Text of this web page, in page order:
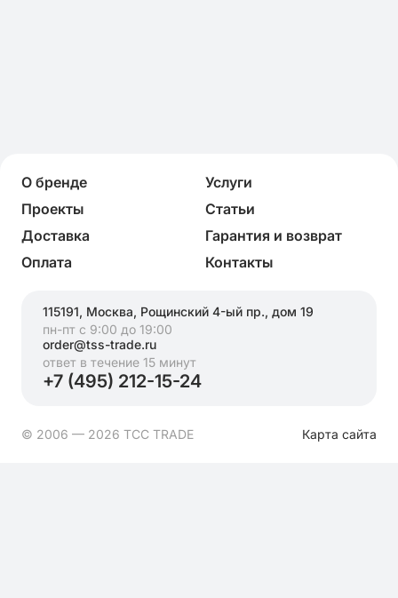
О бренде
Услуги
Проекты
Статьи
Доставка
Гарантия и возврат
Оплата
Контакты
115191, Москва, Рощинский 4-ый пр., дом 19
пн-пт с 9:00 до 19:00
order@tss-trade.ru
ответ в течение 15 минут
+7 (495) 212-15-24
© 2006 — 2026 ТСС TRADE Карта сайта